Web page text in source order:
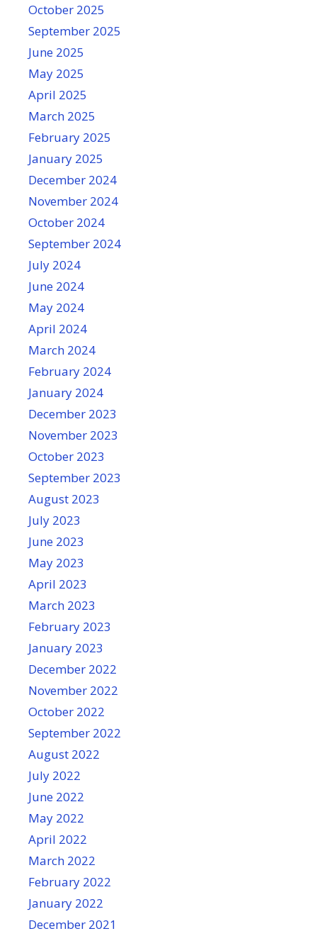
October 2025
September 2025
June 2025
May 2025
April 2025
March 2025
February 2025
January 2025
December 2024
November 2024
October 2024
September 2024
July 2024
June 2024
May 2024
April 2024
March 2024
February 2024
January 2024
December 2023
November 2023
October 2023
September 2023
August 2023
July 2023
June 2023
May 2023
April 2023
March 2023
February 2023
January 2023
December 2022
November 2022
October 2022
September 2022
August 2022
July 2022
June 2022
May 2022
April 2022
March 2022
February 2022
January 2022
December 2021